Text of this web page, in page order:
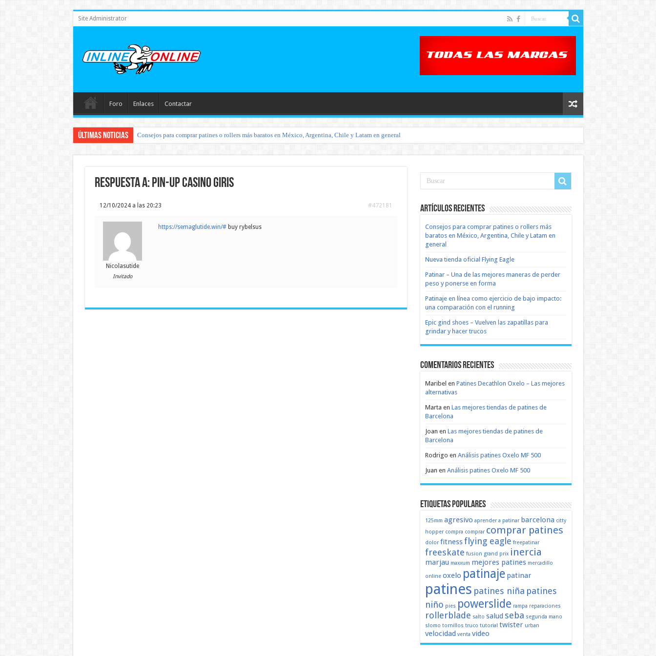
Site Administrator
Foro Enlaces Contactar
Últimas noticias Consejos para comprar patines o rollers más baratos en México, Argentina, Chile y Latam en general
Respuesta a: pin-up casino giris
12/10/2024 a las 20:23 #472181
Nicolasutide
Invitado
https://semaglutide.win/#buy rybelsus
Artículos recientes
Consejos para comprar patines o rollers más
baratos en México, Argentina, Chile y Latam en
general
Nueva tienda oficial Flying Eagle
Patinar – Una de las mejores maneras de perder
peso y ponerse en forma
Patinaje en línea como ejercicio de bajo impacto:
una comparación con el running
Epic gind shoes – Vuelven las zapatillas para
grindar y hacer trucos
Comentarios recientes
Maribel en Patines Decathlon Oxelo – Las mejores
alternativas
Marta en Las mejores tiendas de patines de
Barcelona
Joan en Las mejores tiendas de patines de
Barcelona
Rodrigo en Análisis patines Oxelo MF 500
Juan en Análisis patines Oxelo MF 500
Etiquetas populares
125mm agresivo aprender a patinar barcelona citty
hopper compra comprar comprar patines
dolor fitnessflying eagle freepatinar
freeskate fusion grand prix inercia
marjau maxxum mejores patines mercadillo
online oxelo patinaje patinar
patines patines niña patines
niño pies powerslide rampa reparaciones
rollerblade salto salud seba segunda mano
slomo tornillos truco tutorial twister urban
velocidad venta video